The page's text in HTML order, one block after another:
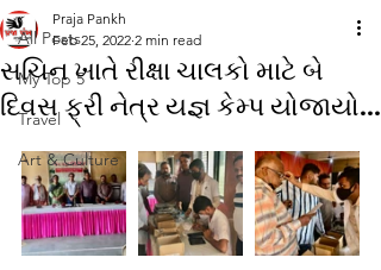
All Posts
My Top 5
Travel
Art & Culture
સચિન ખાતે રીક્ષા ચાલકો માટે બે
દિવસ ફ્રી નેત્ર યજ્ઞ કેમ્પ યોજાયો...
Praja Pankh
Feb 25, 2022 2 min read